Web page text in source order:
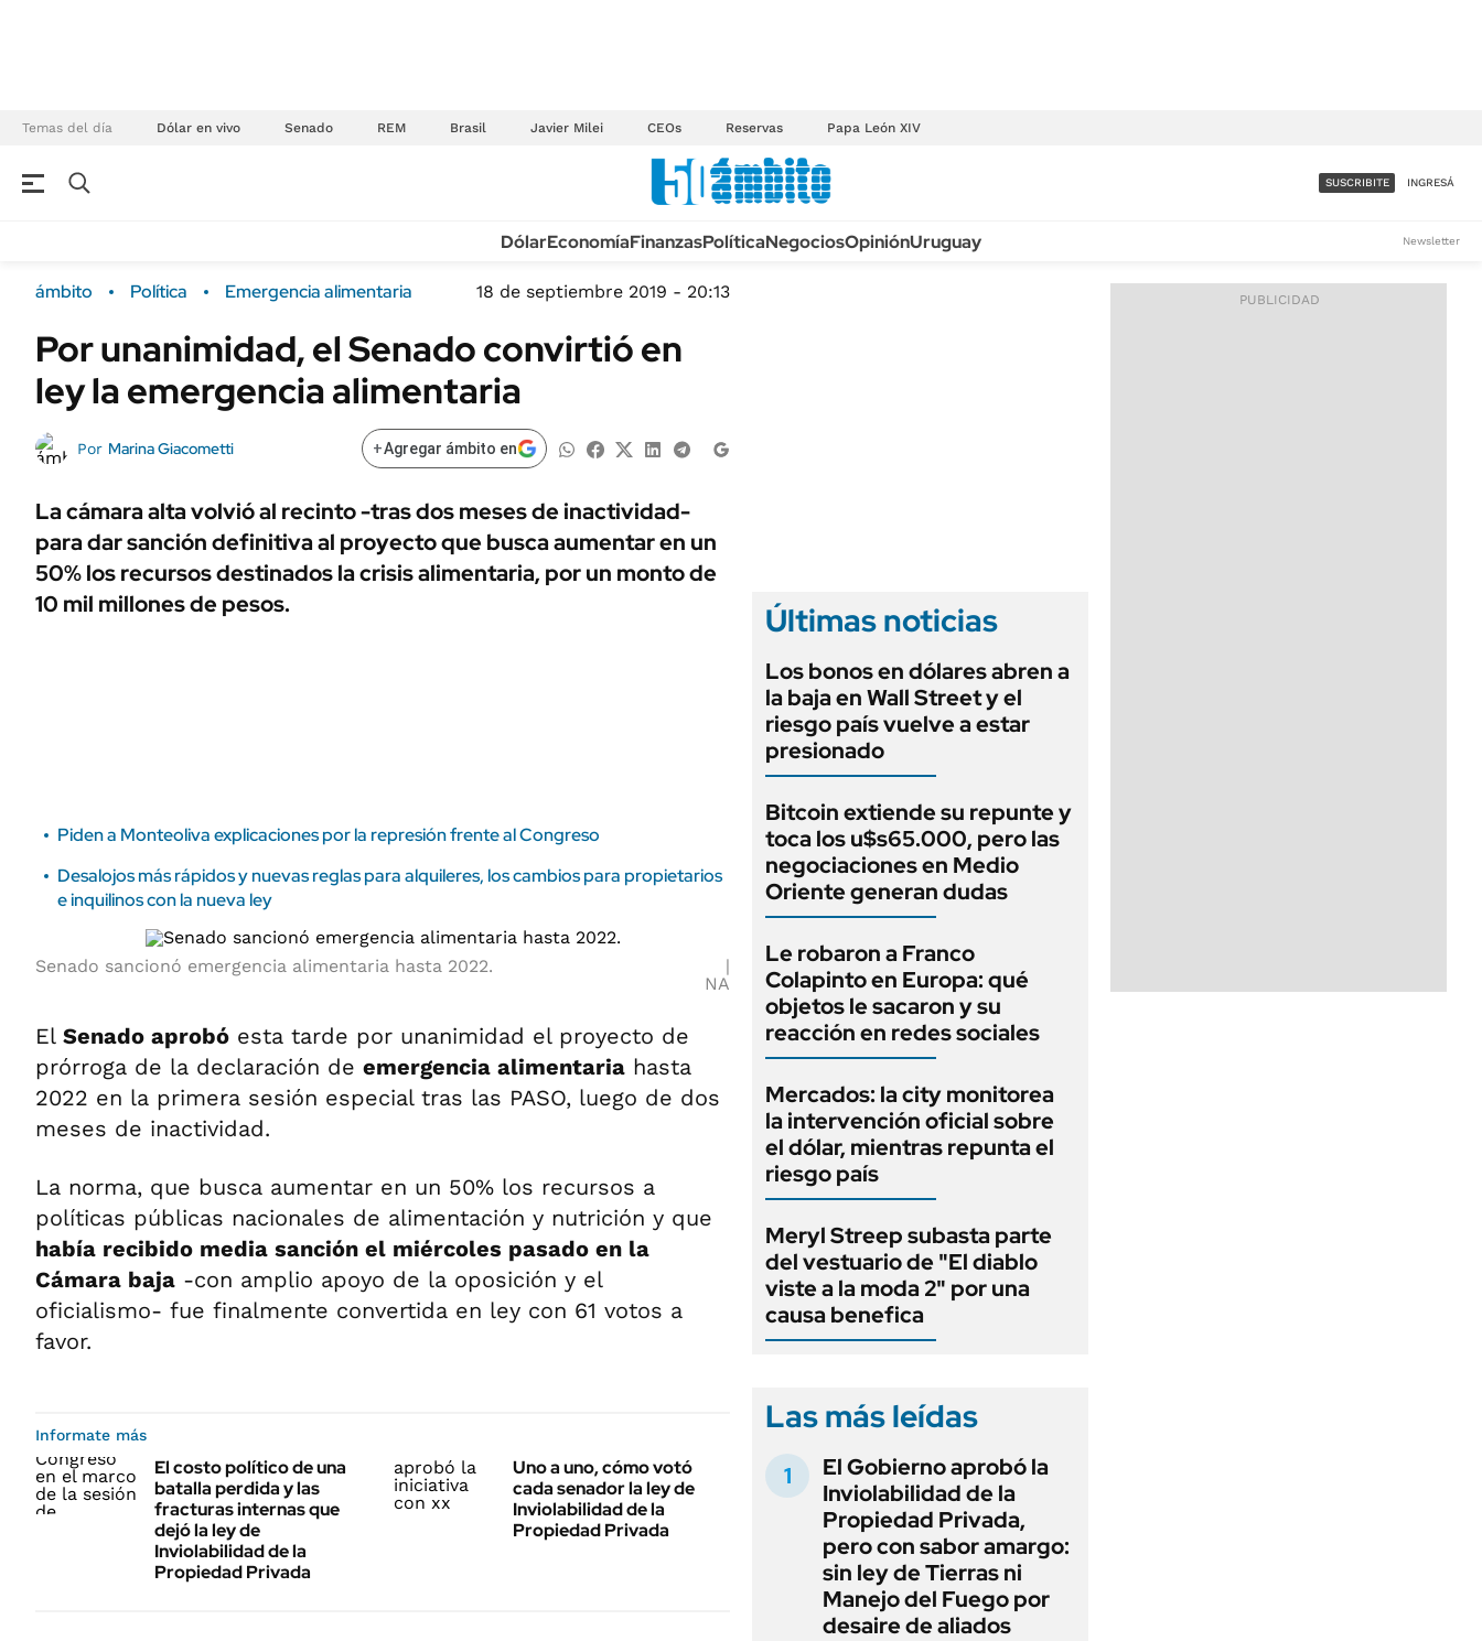
Temas del día Dólar en vivo Senado REM Brasil Javier Milei CEOs Reservas Papa León XIV
Campo
FINANZAS
Mercados
ÁMBITO DEBATE
MEDIAKIT AMBITO DEBATE
Sustentabilidad
Seguros
POLÍTICA
URUGUAY
TECNOLOGÍA
MÉXICO
MUNDO
LIFESTYLE
AUTOS
ACCESO FULL - $1.800/MES
SUSCRIBITE INGRESÁ
DólarEconomíaFinanzasPolíticaNegociosOpiniónUruguay Newsletter
ámbito Política Emergencia alimentaria 18 de septiembre 2019 - 20:13
Por unanimidad, el Senado convirtió en
ley la emergencia alimentaria
Por Marina Giacometti +Agregar ámbito en
La cámara alta volvió al recinto -tras dos meses de inactividad-
para dar sanción definitiva al proyecto que busca aumentar en un
50% los recursos destinados la crisis alimentaria, por un monto de
10 mil millones de pesos.
Piden a Monteoliva explicaciones por la represión frente al Congreso
Desalojos más rápidos y nuevas reglas para alquileres, los cambios para propietarios
e inquilinos con la nueva ley
Senado sancionó emergencia alimentaria hasta 2022.
NA
El Senado aprobó esta tarde por unanimidad el proyecto de
prórroga de la declaración de emergencia alimentaria hasta
2022 en la primera sesión especial tras las PASO, luego de dos
meses de inactividad.
La norma, que busca aumentar en un 50% los recursos a
políticas públicas nacionales de alimentación y nutrición y que
había recibido media sanción el miércoles pasado en la
Cámara baja -con amplio apoyo de la oposición y el
oficialismo- fue finalmente convertida en ley con 61 votos a
favor.
Informate más
El costo político de una
batalla perdida y las
fracturas internas que
dejó la ley de
Inviolabilidad de la
Propiedad Privada
Uno a uno, cómo votó
cada senador la ley de
Inviolabilidad de la
Propiedad Privada
Últimas noticias
Los bonos en dólares abren a
la baja en Wall Street y el
riesgo país vuelve a estar
presionado
Bitcoin extiende su repunte y
toca los u$s65.000, pero las
negociaciones en Medio
Oriente generan dudas
Le robaron a Franco
Colapinto en Europa: qué
objetos le sacaron y su
reacción en redes sociales
Mercados: la city monitorea
la intervención oficial sobre
el dólar, mientras repunta el
riesgo país
Meryl Streep subasta parte
del vestuario de "El diablo
viste a la moda 2" por una
causa benefica
Las más leídas
El Gobierno aprobó la
Inviolabilidad de la
Propiedad Privada,
pero con sabor amargo:
sin ley de Tierras ni
Manejo del Fuego por
desaire de aliados